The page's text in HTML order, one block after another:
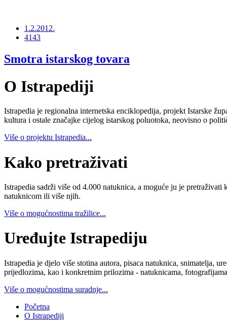
1.2.2012.
4143
Smotra istarskog tovara
O Istrapediji
Istrapedia je regionalna internetska enciklopedija, projekt Istarske
kultura i ostale značajke cijelog istarskog poluotoka, neovisno o
Više o projektu Istrapedia...
Kako pretraživati
Istrapedia sadrži više od 4.000 natuknica, a moguće ju je
natuknicom ili više njih.
Više o mogućnostima tražilice...
Uređujte Istrapediju
Istrapedia je djelo više stotina autora, pisaca natuknica, snimatelja,
prijedlozima, kao i konkretnim prilozima - natuknicama,
Više o mogućnostima suradnje...
Početna
O Istrapediji